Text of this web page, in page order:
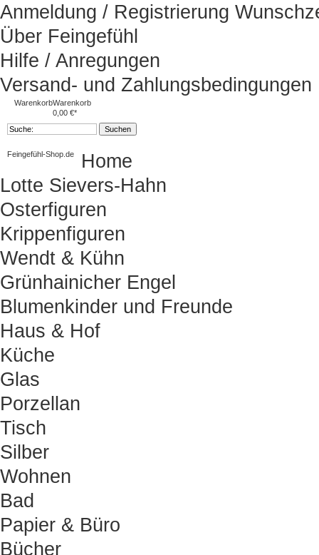
Anmeldung / Registrierung
Über Feingefühl
Hilfe / Anregungen
Versand- und Zahlungsbedingungen
WarenkorbWarenkorb
0,00 €*
Feingefühl-Shop.de
Home
Lotte Sievers-Hahn
Osterfiguren
Krippenfiguren
Wendt & Kühn
Grünhainicher Engel
Blumenkinder und Freunde
Haus & Hof
Küche
Glas
Porzellan
Tisch
Silber
Wohnen
Bad
Papier & Büro
Bücher